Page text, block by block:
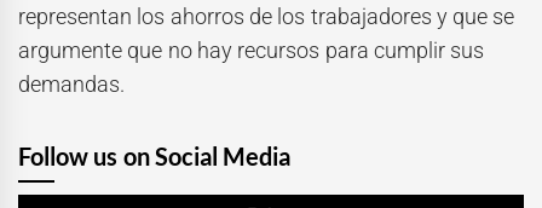
representan los ahorros de los trabajadores y que se
argumente que no hay recursos para cumplir sus
demandas.
Follow us on Social Media